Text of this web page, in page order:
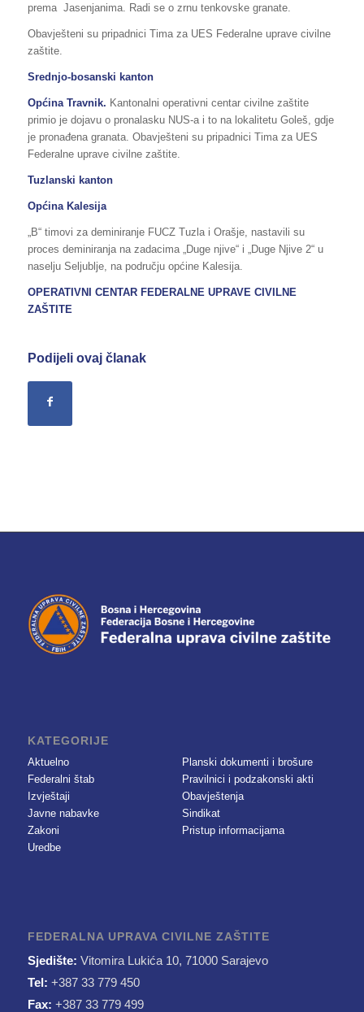
prema Jasenjanima. Radi se o zrnu tenkovske granate.
Obavješteni su pripadnici Tima za UES Federalne uprave civilne
zaštite.
Srednjo-bosanski kanton
Općina Travnik. Kantonalni operativni centar civilne zaštite
primio je dojavu o pronalasku NUS-a i to na lokalitetu Goleš, gdje
je pronađena granata. Obavješteni su pripadnici Tima za UES
Federalne uprave civilne zaštite.
Tuzlanski kanton
Općina Kalesija
„B“ timovi za deminiranje FUCZ Tuzla i Orašje, nastavili su
proces deminiranja na zadacima „Duge njive“ i „Duge Njive 2“ u
naselju Seljublje, na području općine Kalesija.
OPERATIVNI CENTAR FEDERALNE UPRAVE CIVILNE
ZAŠTITE
Podijeli ovaj članak
KATEGORIJE
Aktuelno
Federalni štab
Izvještaji
Javne nabavke
Zakoni
Uredbe
Planski dokumenti i brošure
Pravilnici i podzakonski akti
Obavještenja
Sindikat
Pristup informacijama
FEDERALNA UPRAVA CIVILNE ZAŠTITE
Sjedište: Vitomira Lukića 10, 71000 Sarajevo
Tel: +387 33 779 450
Fax: +387 33 779 499